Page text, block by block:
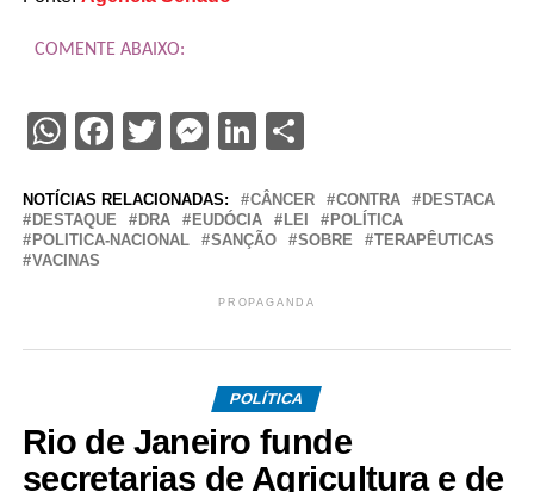
COMENTE ABAIXO:
WhatsApp
Facebook
Twitter
Messenger
LinkedIn
Share
NOTÍCIAS RELACIONADAS: CÂNCER CONTRA
DESTACA
DESTAQUE
DRA EUDÓCIA LEI
POLÍTICA
POLITICA-NACIONAL
SANÇÃO SOBRE
TERAPÊUTICAS
VACINAS
PROPAGANDA
POLÍTICA
Rio de Janeiro funde
secretarias de Agricultura e de